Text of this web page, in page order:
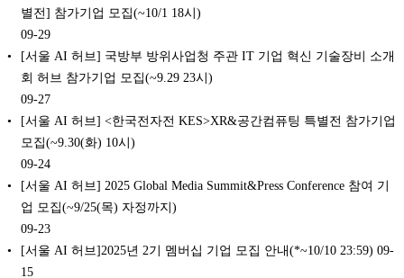
별전] 참가기업 모집(~10/1 18시)
09-29
[서울 AI 허브] 국방부 방위사업청 주관 IT 기업 혁신 기술장비 소개
회 허브 참가기업 모집(~9.29 23시)
09-27
[서울 AI 허브] <한국전자전 KES>XR&공간컴퓨팅 특별전 참가기업
모집(~9.30(화) 10시)
09-24
[서울 AI 허브] 2025 Global Media Summit&Press Conference 참여 기
업 모집(~9/25(목) 자정까지)
09-23
[서울 AI 허브]2025년 2기 멤버십 기업 모집 안내(*~10/10 23:59) 09-
15